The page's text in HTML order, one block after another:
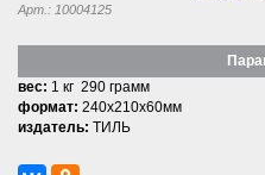
Арт.: 10004125
вес: 1 кг 290 грамм
формат: 240x210x60мм
издатель: ТИЛЬ